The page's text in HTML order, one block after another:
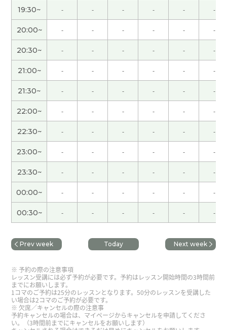
いつもありがとうございます。
いつも詳しい説明ありがとうございます。
( 50代
男性 )
また、よろしくお願いします。 ( 50代 男性 )
谢谢您。下次也请多关心。( 50代 男性 )
いつもありがとうございます。また、よろしくお願
いします。( 50代 男性 )
谢谢！( 30代 男性 )
谢谢！ ( 30代 男性 )
また、よろしくお願いします。( 50代 男性 )
次回もまた、よろしくお願いします。 ( 50代 男性 )
いつも、ありがとうございます。( 50代 男性 )
谢谢！( 30代 男性 )
19:30~ - - - - - -
20:00~ - - - - - -
20:30~ - - - - - -
21:00~ - - - - - -
21:30~ - - - - - -
22:00~ - - - - - -
22:30~ - - - - - -
23:00~ - - - - - -
23:30~ - - - - - -
00:00~ - - - - - -
00:30~ - - - - - -
Prev week Today Next week
予約の際の注意事項
レッスン受講には必ず予約が必要です。予約はレッスン開始時間の3時間前
までにお願いします。
1コマのご予約は25分のレッスンとなります。50分のレッスンを受講した
い場合は2コマのご予約が必要です。
欠席／キャンセルの際の注意事
予約キャンセルの場合は、マイページからキャンセルを申請してくださ
い。（3時間前までにキャンセルをお願いします）